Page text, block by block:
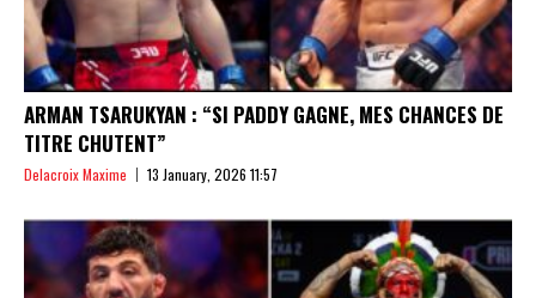
ARMAN TSARUKYAN : “SI PADDY GAGNE, MES CHANCES DE
TITRE CHUTENT”
Delacroix Maxime 13 January, 2026 11:57